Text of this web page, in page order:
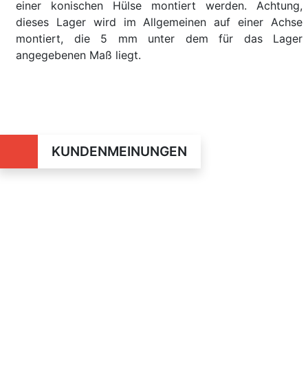
einer konischen Hülse montiert werden. Achtung,
dieses Lager wird im Allgemeinen auf einer Achse
montiert, die 5 mm unter dem für das Lager
angegebenen Maß liegt.
KUNDENMEINUNGEN